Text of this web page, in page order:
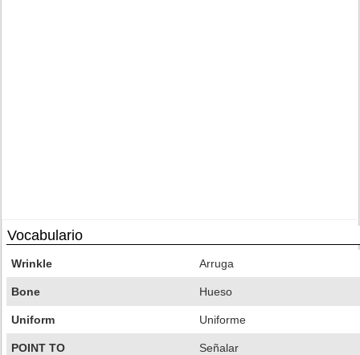
Vocabulario
Wrinkle Arruga
Bone Hueso
Uniform Uniforme
POINT TO Señalar